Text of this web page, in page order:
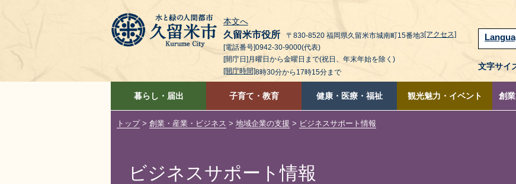
本文へ
久留米市役所 〒830-8520 福岡県久留米市城南町15番地3[アクセス]
[電話番号]0942-30-9000(代表)
[開庁日]月曜日から金曜日まで(祝日、年末年始を除く)
[開庁時間]8時30分から17時15分まで
文字サイ
暮らし・届出 子育て・教育 健康・医療・福祉 観光魅力・イベント 創
トップ> 創業・産業・ビジネス > 地域企業の支援 > ビジネスサポート情報
ビジネスサポート情報